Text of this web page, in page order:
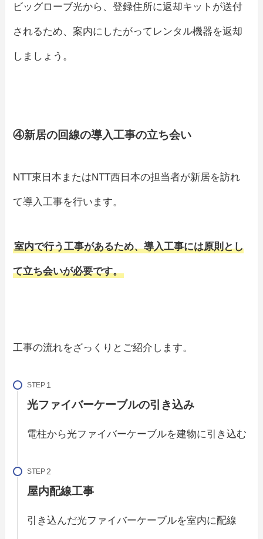
ビッグローブ光から、登録住所に返却キットが送付
されるため、案内にしたがってレンタル機器を返却
しましょう。
④新居の回線の導入工事の立ち会い
NTT東日本またはNTT西日本の担当者が新居を訪れ
て導入工事を行います。
室内で行う工事があるため、導入工事には原則とし
て立ち会いが必要です。
工事の流れをざっくりとご紹介します。
STEP
光ファイバーケーブルの引き込み
電柱から光ファイバーケーブルを建物に引き込む
STEP
屋内配線工事
引き込んだ光ファイバーケーブルを室内に配線